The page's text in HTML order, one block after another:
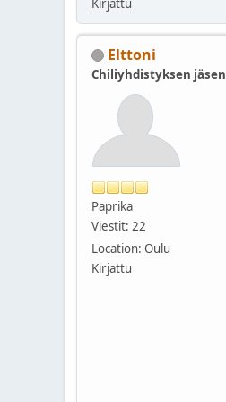
Elttoni
Chiliyhdistyksen jäsen
Paprika
Viestit: 22
Location: Oulu
Kirjattu